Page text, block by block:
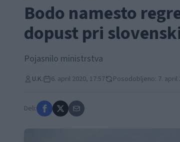
Bodo namesto
dopust pri
Pojasnilo ministrstva
U.K. 6. april 2020, 17:57 Posodobljeno: 7. april
Deli: